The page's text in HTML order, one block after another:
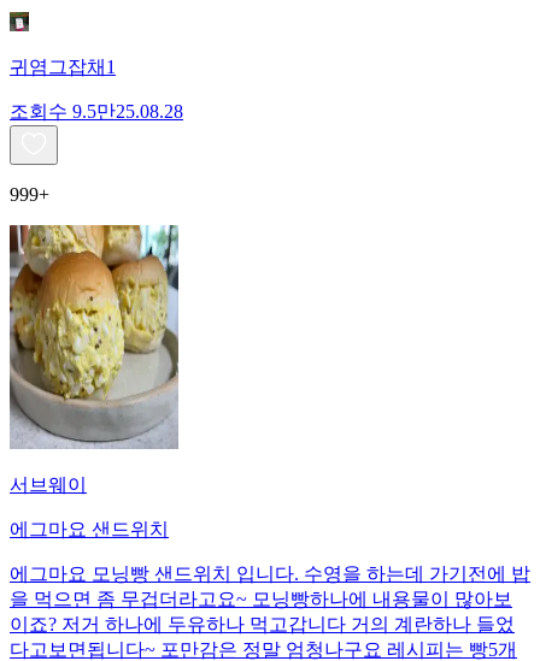
귀염그잡채1
조회수 9.5만25.08.28
999+
서브웨이
에그마요 샌드위치
에그마요 모닝빵 샌드위치 입니다. 수영을 하는데 가기전에 밥
을 먹으면 좀 무겁더라고요~ 모닝빵하나에 내용물이 많아보
이죠? 저거 하나에 두유하나 먹고갑니다 거의 계란하나 들었
다고보면됩니다~ 포만감은 정말 엄청나구요 레시피는 빵5개